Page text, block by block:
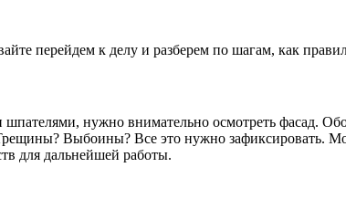
перейдем к делу и разберем по шагам, как
нужно внимательно осмотреть фасад.
Выбоины? Все это нужно зафиксировать.
для дальнейшей работы.